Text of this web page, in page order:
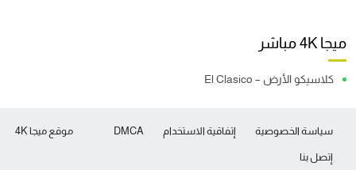
ميجا 4K مباشر
كلاسيكو الأرض – El Clasico
موقع ميجا 4K سياسة الخصوصية إتفاقية الاستخدام DMCA
إتصل بنا